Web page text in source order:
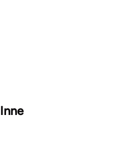
Inne